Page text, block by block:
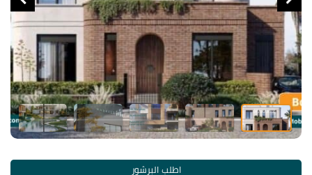
اطلب البرشور